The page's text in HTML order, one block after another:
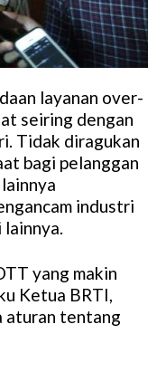
layanan over-
seiring dengan
Tidak diragukan
bagi pelanggan
industri
yang makin
Ketua BRTI,
aturan tentang